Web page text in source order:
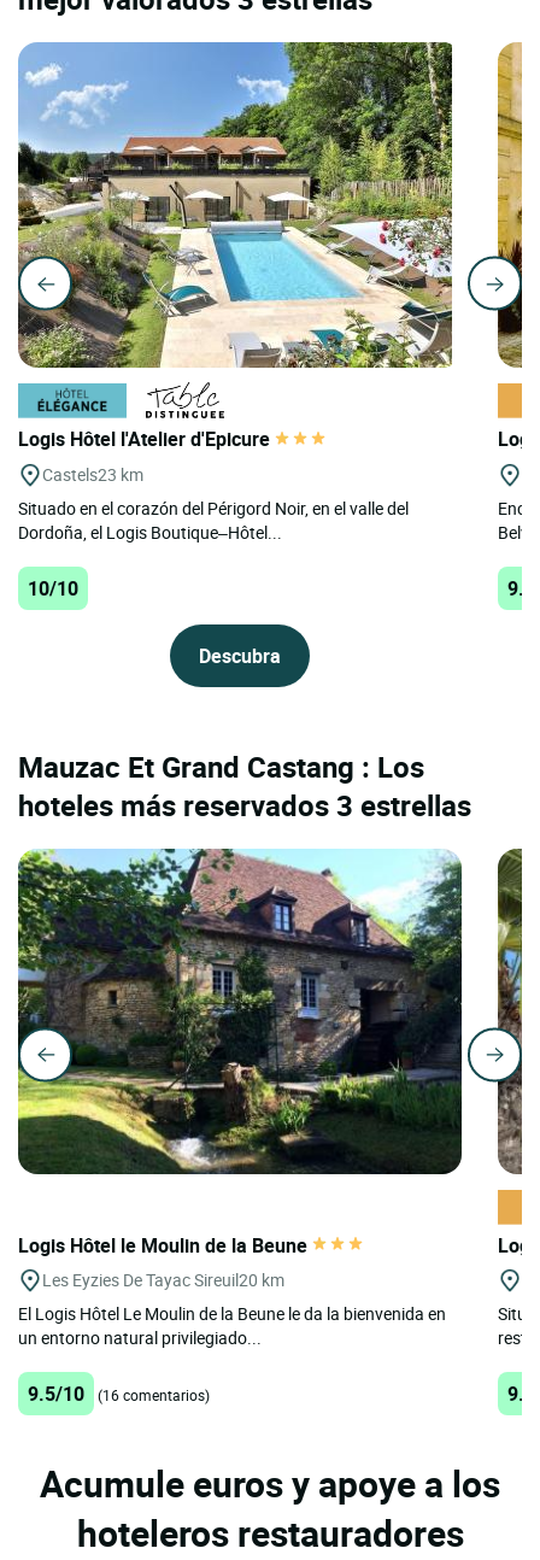
Logis Hôtel l'Atelier d'Epicure
Castels23 km
Situado en el corazón del Périgord Noir, en el valle del
Dordoña, el Logis Boutique–Hôtel...
10/10
Descubra
Mauzac Et Grand Castang : Los
hoteles más reservados 3 estrellas
Logis Hôtel le Moulin de la Beune
Les Eyzies De Tayac Sireuil20 km
El Logis Hôtel Le Moulin de la Beune le da la bienvenida en
un entorno natural privilegiado...
9.5/10 (16 comentarios)
Acumule euros y apoye a los
hoteleros restauradores